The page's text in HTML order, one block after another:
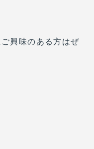
興味のある方はぜ